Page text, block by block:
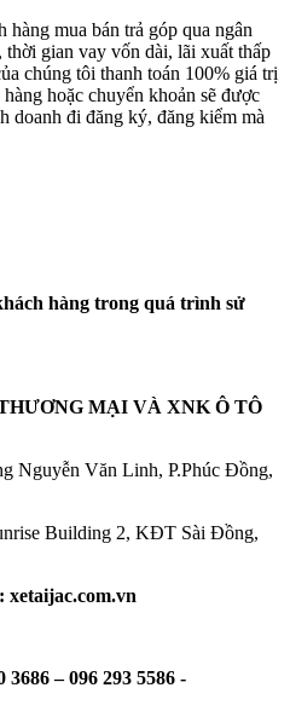
mua bán trả góp qua ngân
thời gian vay vốn dài, lãi xuất thấp
chúng tôi thanh toán 100% giá trị
hoặc chuyển khoản sẽ được
doanh đi đăng ký, đăng kiểm mà
hàng trong quá trình sử
MẠI VÀ XNK Ô TÔ
Nguyễn Văn Linh, P.Phúc Đồng,
Building 2, KĐT Sài Đồng,
3686 – 096 293 5586 -